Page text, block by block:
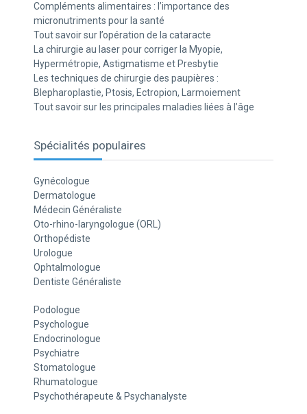
Compléments alimentaires : l’importance des
micronutriments pour la santé
Tout savoir sur l’opération de la cataracte
La chirurgie au laser pour corriger la Myopie,
Hypermétropie, Astigmatisme et Presbytie
Les techniques de chirurgie des paupières :
Blepharoplastie, Ptosis, Ectropion, Larmoiement
Tout savoir sur les principales maladies liées à l’âge
Spécialités populaires
Gynécologue
Dermatologue
Médecin Généraliste
Oto-rhino-laryngologue (ORL)
Orthopédiste
Urologue
Ophtalmologue
Dentiste Généraliste
Podologue
Psychologue
Endocrinologue
Psychiatre
Stomatologue
Rhumatologue
Psychothérapeute & Psychanalyste